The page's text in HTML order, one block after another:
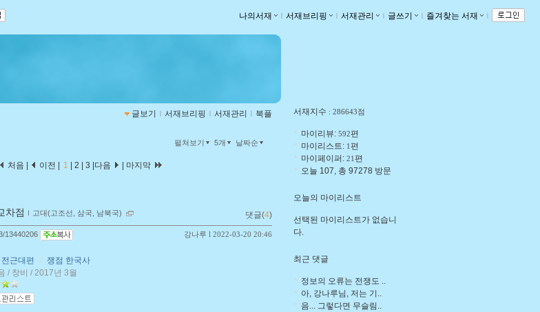
나의서재 ｌ 서재브리핑 ｌ 서재관리 ｌ 글쓰기 ｌ 즐겨찾는 서재 ｌ
글보기 ｌ 서재브리핑 ｌ 서재관리 ｌ 북플
펼쳐보기 5개 날짜순
처음 | 이전 | 1 2 3 다음 마지막
차점 ｌ 고대(고조선, 삼국, 남북국) 댓글(4)
강나루 l 2022-03-20 20:46
13440206
근대편
쟁점 한국사
/ 창비 / 2017년 3월
서재지수 : 286643점
마이리뷰: 592편
마이리스트: 1편
마이페이퍼: 21편
오늘 107, 총 97278 방문
오늘의 마이리스트
선택된 마이리스트가 없습니
다.
최근 댓글
정보의 오류는 전쟁도 ..
아, 강나루님, 저는 기..
음... 그렇다면 무슬림..